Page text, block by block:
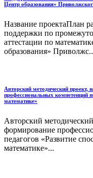
Центр образования»
Название проектаПлан
поддержки по
аттестации по
образования»
Авторский методический
профессиональных компетенций
математике»
Авторский
формирование
педагогов «Развитие
математике»...